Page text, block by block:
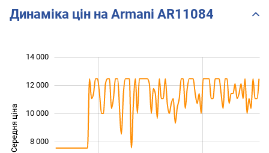
Динаміка цін на Armani AR11084
Середня ціна 8 000
10 000
14 000
12 000